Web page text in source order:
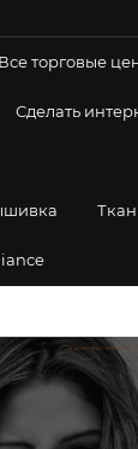
Все торговые
Сделать